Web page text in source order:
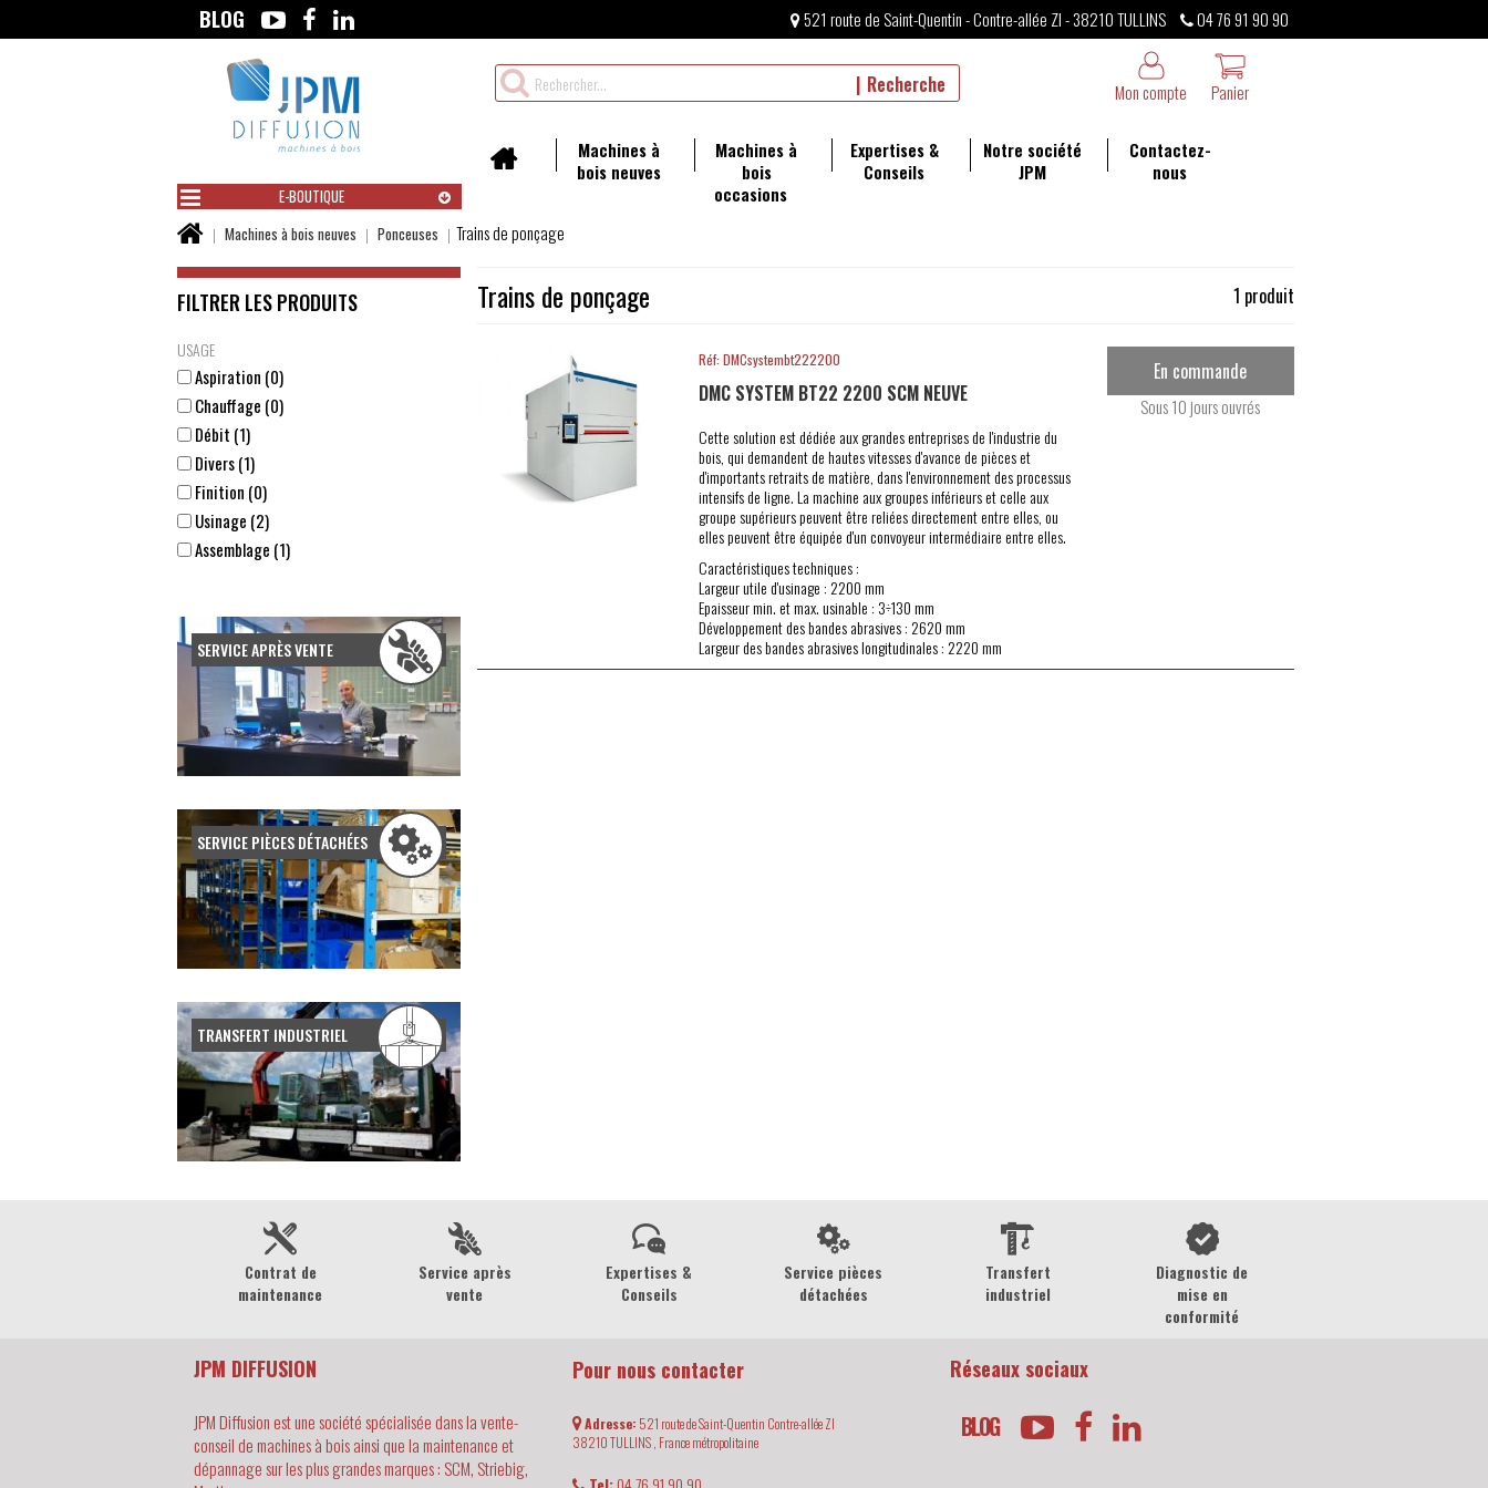
BLOG 521 route de Saint-Quentin - Contre-allée ZI - 38210 TULLINS
04 76 91 90 90
Rechercher
un
Recherche Panier
Mon compte
Machines à
bois neuves
Machines à
bois
occasions
Expertises &
Conseils
Notre société
JPM
Contactez-
nous
E-BOUTIQUE
Vous
ici :
Machines à bois neuves Ponceuses Trains de ponçage
Trains de ponçage 1 produit
Réf: DMCsystembt222200
DMC SYSTEM BT22 2200 SCM NEUVE
Cette solution est dédiée aux grandes entreprises de l'industrie du
bois, qui demandent de hautes vitesses d'avance de pièces et
d'importants retraits de matière, dans l'environnement des processus
intensifs de ligne. La machine aux groupes inférieurs et celle aux
groupe supérieurs peuvent être reliées directement entre elles, ou
elles peuvent être équipée d'un convoyeur intermédiaire entre elles.
Caractéristiques techniques :
Largeur utile d'usinage : 2200 mm
Epaisseur min. et max. usinable : 3÷130 mm
Développement des bandes abrasives : 2620 mm
Largeur des bandes abrasives longitudinales : 2220 mm
En commande
Sous 10 jours ouvrés
FILTRER LES PRODUITS
USAGE
Aspiration (0)
Chauffage (0)
Débit (1)
Divers (1)
Finition (0)
Usinage (2)
Assemblage (1)
SERVICE APRÈS VENTE
SERVICE PIÈCES DÉTACHÉES
TRANSFERT INDUSTRIEL
Contrat de
maintenance
Service après
vente
Expertises &
Conseils
Service pièces
détachées
Transfert
industriel
Diagnostic de
mise en
conformité
JPM DIFFUSION
JPM Diffusion est une société spécialisée dans la vente-
conseil de machines à bois ainsi que la maintenance et
dépannage sur les plus grandes marques : SCM, Striebig,
Pour nous contacter
Adresse: 521 route de Saint-Quentin Contre-allée ZI
38210TULLINS , France métropolitaine
Réseaux sociaux
BLOG